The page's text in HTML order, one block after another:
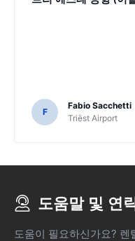
F
Fabio Sacchetti
Triëst Airport
도움말 및 연
도움이 필요하신가요?